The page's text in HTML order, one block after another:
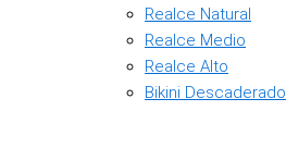
Realce Natural
Realce Medio
Realce Alto
Bikini Descaderado